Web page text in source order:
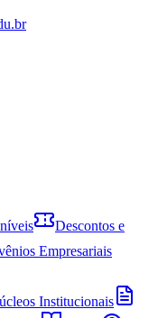
Descontos e
Empresariais
Institucionais